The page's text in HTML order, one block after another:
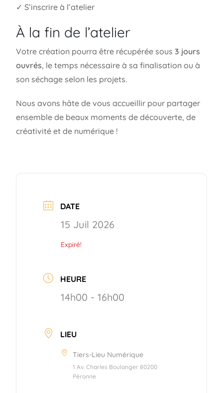
✓ S’inscrire à l’atelier
À la fin de l’atelier
Votre création pourra être récupérée sous3 jours
ouvrés, le temps nécessaire à sa finalisation ou à
son séchage selon les projets.
Nous avons hâte de vous accueillir pour partager
ensemble de beaux moments de découverte, de
créativité et de numérique !
DATE
15 Juil 2026
Expiré!
HEURE
14h00 - 16h00
LIEU
Tiers-Lieu Numérique
1 Av. Charles Boulanger 80200
Péronne